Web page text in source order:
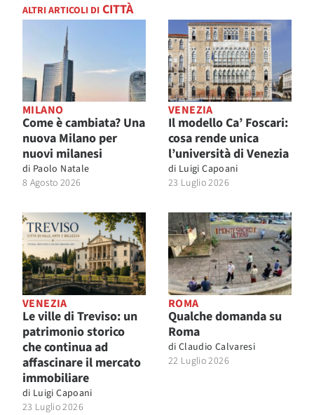
ALTRI ARTICOLI DI CITTÀ
MILANO
Come è cambiata? Una
nuova Milano per
nuovi milanesi
di Paolo Natale
8 Agosto 2026
VENEZIA
Il modello Ca’ Foscari:
cosa rende unica
l’università di Venezia
di Luigi Capoani
23 Luglio 2026
VENEZIA
Le ville di Treviso: un
patrimonio storico
che continua ad
affascinare il mercato
immobiliare
di Luigi Capoani
23 Luglio 2026
ROMA
Qualche domanda su
Roma
di Claudio Calvaresi
22 Luglio 2026